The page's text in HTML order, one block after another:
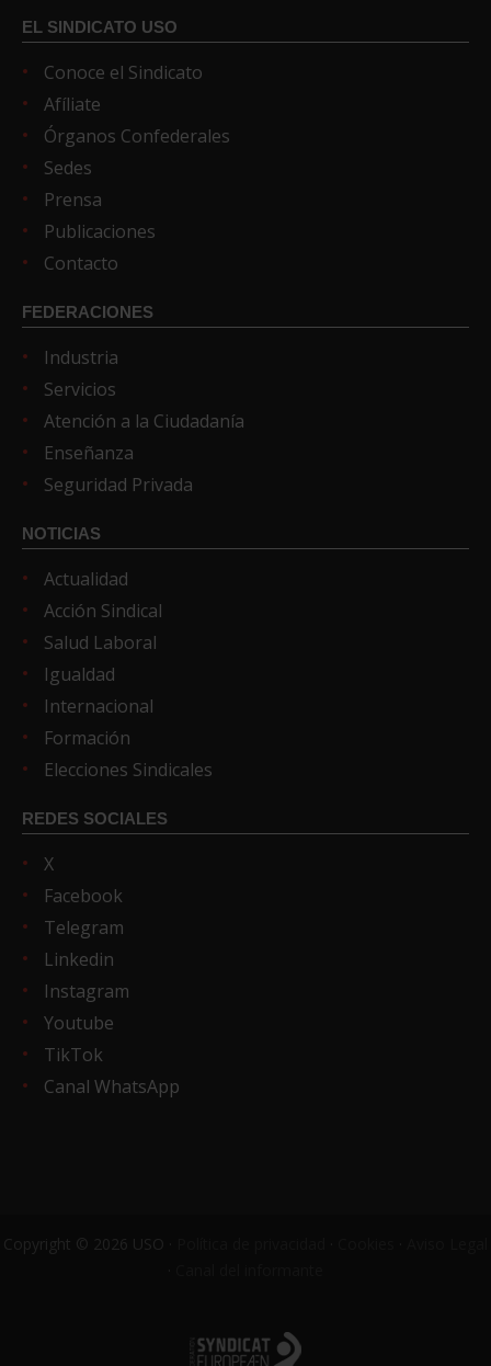
EL SINDICATO USO
Conoce el Sindicato
Afíliate
Órganos Confederales
Sedes
Prensa
Publicaciones
Contacto
FEDERACIONES
Industria
Servicios
Atención a la Ciudadanía
Enseñanza
Seguridad Privada
NOTICIAS
Actualidad
Acción Sindical
Salud Laboral
Igualdad
Internacional
Formación
Elecciones Sindicales
REDES SOCIALES
X
Facebook
Telegram
Linkedin
Instagram
Youtube
TikTok
Canal WhatsApp
Copyright © 2026 USO ·